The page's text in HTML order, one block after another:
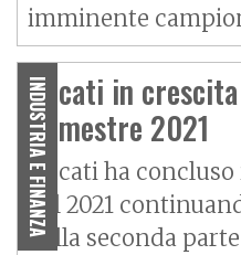
imminente
INDUSTRIA E FINANZA
Ducati in
trimestre 2021
Ducati ha
del 2021
nella seconda